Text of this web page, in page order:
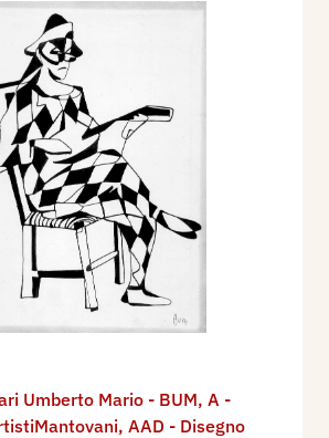
Umberto Mario - BUM, A -
, AAD - Disegno